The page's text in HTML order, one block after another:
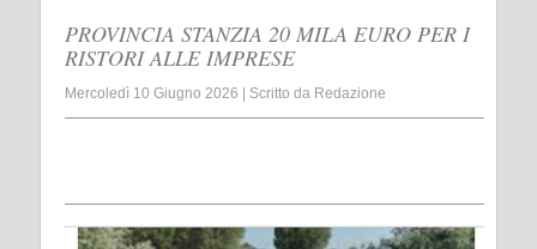
PROVINCIA STANZIA 20 MILA EURO PER I
RISTORI ALLE IMPRESE
Mercoledì 10 Giugno 2026 Scritto da Redazione